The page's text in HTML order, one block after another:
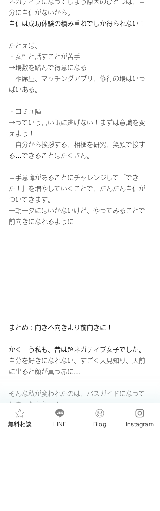
ネガティブになってしまう原因のひとつは、自
分に自信がないから。
自信は成功体験の積み重ねでしか得られない！
たとえば、
・女性と話すことが苦手
→場数を踏んで得意になる！
相席屋、マッチングアプリ、修行の場はいっ
ぱいある。
・コミュ障
→っていう言い訳に逃げない！まずは意識を変
えよう！
自分から挨拶する、相槌を研究、笑顔で接す
る…できることはたくさん。
苦手意識があることにチャレンジして「でき
た！」を増やしていくことで、だんだん自信が
ついてきます。
一朝一夕にはいかないけど、やってみることで
前向きになれるように！
まとめ：向き不向きより前向きに！
かく言う私も、昔は超ネガティブ女子でした。
自分を好きになれない、すごく人見知り、人前
に出ると顔が真っ赤に…
そんな私が変われたのは、バスガイドになって
しまったから…！
自信のない自分を変えたくて、当時の性格と対
無料相談 LINE Blog Instagram